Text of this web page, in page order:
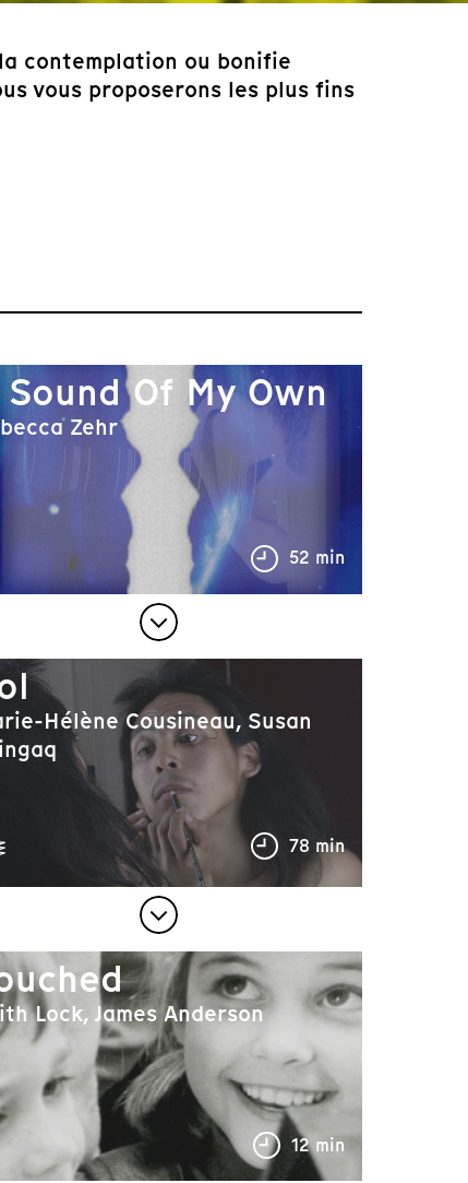
contemplation ou bonifie
vous proposerons les plus fins
Sound Of My Own
Zehr
52 min
Hélène Cousineau, Susan
78 min
Lock, James Anderson
12 min